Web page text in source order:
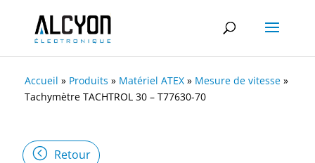
Accueil » Produits » Matériel ATEX » Mesure de vitesse »
Tachymètre TACHTROL 30 – T77630-70
Retour